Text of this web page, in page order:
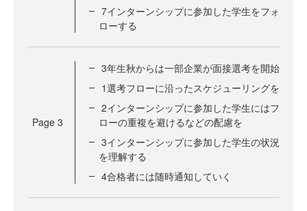
7インターンシップに参加した学生をフォ
ローする
Page 3
3年生秋からは一部企業が面接選考を開始
1選考フローに沿ったスケジューリングを
2インターンシップに参加した学生にはフ
ローの重複を避けるなどの配慮を
3インターンシップに参加した学生の状況
を理解する
4合格者には随時通知していく